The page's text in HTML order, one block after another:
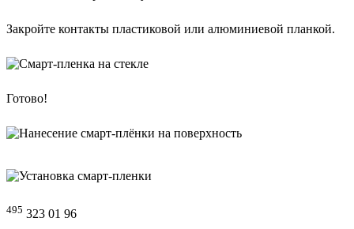
Закройте контакты пластиковой или алюминиевой планкой.
Готово!
495 323 01 96